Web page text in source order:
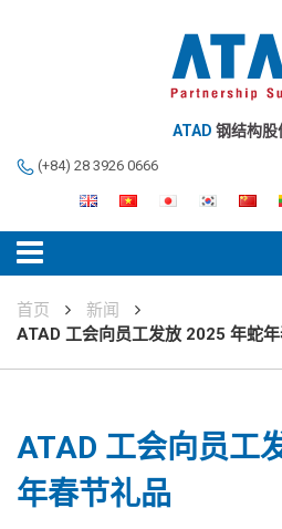
ATAD 钢结构股
(+84) 28 3926 0666
首页
新闻
ATAD 工会向员工发放 2025 年蛇
ATAD 工会向员工
年春节礼品